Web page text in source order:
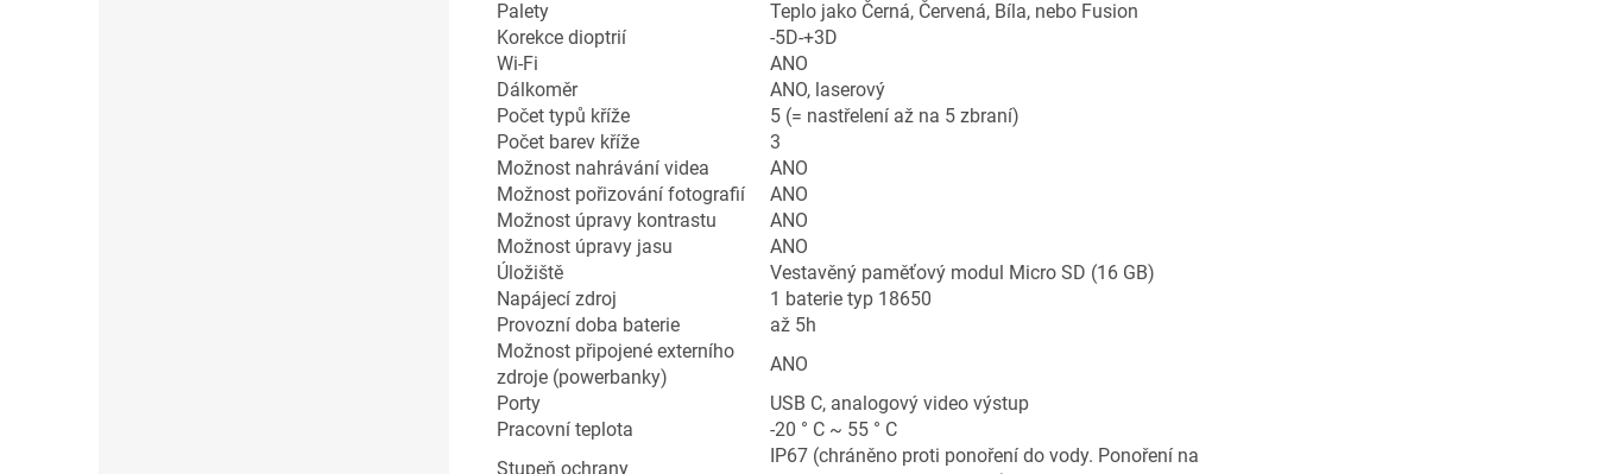
Palety
Teplo jako Černá, Červená, Bíla, nebo Fusion
Korekce dioptrií
-5D-+3D
Wi-Fi
ANO
Dálkoměr
ANO, laserový
Počet typů kříže
5 (= nastřelení až na 5 zbraní)
Počet barev kříže
3
Možnost nahrávání videa
ANO
Možnost pořizování fotografií
ANO
Možnost úpravy kontrastu
ANO
Možnost úpravy jasu
ANO
Úložiště
Vestavěný paměťový modul Micro SD (16 GB)
Napájecí zdroj
1 baterie typ 18650
Provozní doba baterie
až 5h
Možnost připojené externího
zdroje (powerbanky)
ANO
Porty
USB C, analogový video výstup
Pracovní teplota
-20 ° C ~ 55 ° C
Stupeň ochrany
IP67 (chráněno proti ponoření do vody. Ponoření na